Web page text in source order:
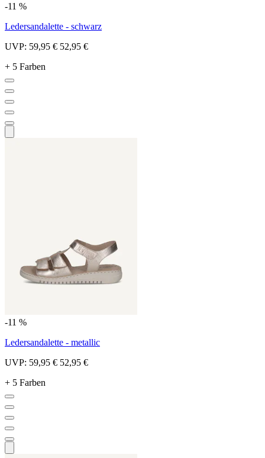
-11 %
Ledersandalette - schwarz
UVP: 59,95 € 52,95 €
+ 5 Farben
-11 %
Ledersandalette - metallic
UVP: 59,95 € 52,95 €
+ 5 Farben